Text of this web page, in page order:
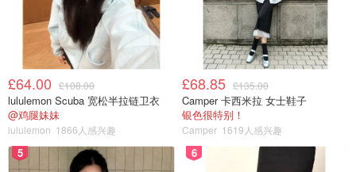
£64.00 £108.00
lululemon Scuba 宽松半拉链卫衣
@鸡腿妹妹
lululemon 1866人感兴趣
£68.85 £135.00
Camper 卡西米拉 女士鞋子
银色很特别！
Camper 1619人感兴趣
5 6